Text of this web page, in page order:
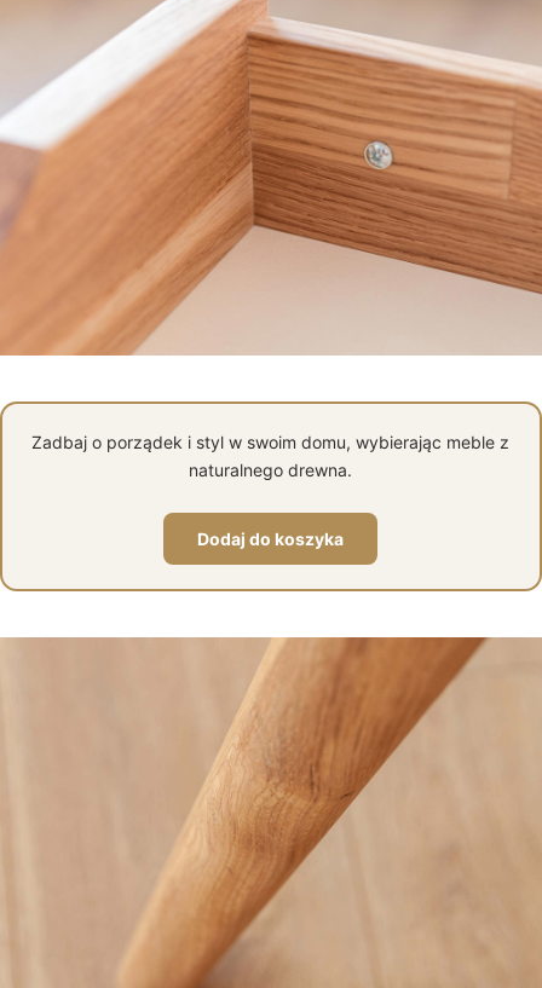
Zadbaj o porządek i styl w swoim domu, wybierając meble z
naturalnego drewna.
Dodaj do koszyka